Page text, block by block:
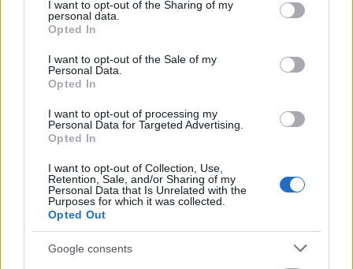
not limited to your visit or usage behaviour. You may click to
grant or deny consent to Google and its third-party tags to
use your data for below specified purposes in below Google
consent section.
I want to opt-out of the Sharing of my
personal data.
Opted In
I want to opt-out of the Sale of my
Personal Data.
Opted In
I want to opt-out of processing my
Personal Data for Targeted Advertising.
Opted In
I want to opt-out of Collection, Use,
Retention, Sale, and/or Sharing of my
Personal Data that Is Unrelated with the
Purposes for which it was collected.
Opted Out
Google consents
ΚΟΣΜΟΣ
Μιχάλης Χατζηγιάννης: Το μήνυμα
συμπαράστασης στις οικογένειες των θυμάτων